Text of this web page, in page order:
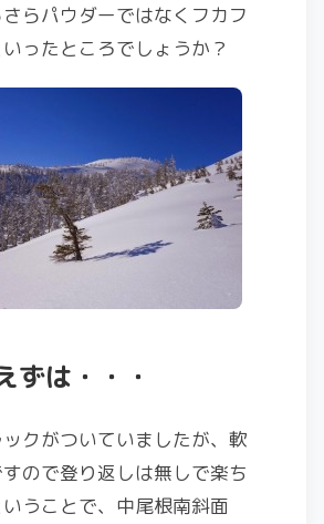
らパウダーではなくフカフ
ったところでしょうか？
ずは・・・
クがついていましたが、軟
ので登り返しは無しで楽ち
うことで、中尾根南斜面